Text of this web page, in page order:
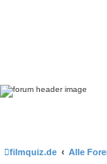
filmquiz.de Alle